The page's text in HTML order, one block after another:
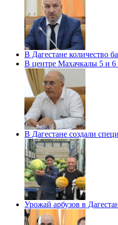
В Дагестане количество
В центре Махачкалы 5 и
В Дагестане создали
Урожай арбузов в